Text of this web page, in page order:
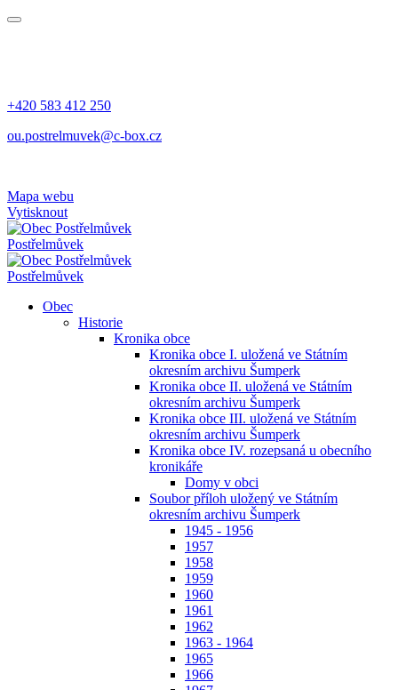
+420 583 412 250
ou.postrelmuvek@c-box.cz
Mapa webu
Vytisknout
Postřelmůvek
Postřelmůvek
Obec
Historie
Kronika obce
Kronika obce I. uložená ve Státním
okresním archivu Šumperk
Kronika obce II. uložená ve Státním
okresním archivu Šumperk
Kronika obce III. uložená ve Státním
okresním archivu Šumperk
Kronika obce IV. rozepsaná u obecního
kronikáře
Domy v obci
Soubor příloh uložený ve Státním
okresním archivu Šumperk
1945 - 1956
1957
1958
1959
1960
1961
1962
1963 - 1964
1965
1966